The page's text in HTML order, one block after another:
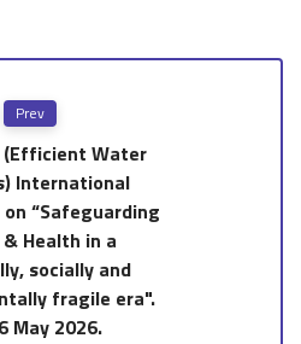
Prev
(Efficient Water
International
“Safeguarding
Health in a
socially and
fragile era".
May 2026.